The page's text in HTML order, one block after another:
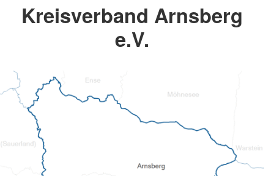
Kreisverband Arnsberg
e.V.